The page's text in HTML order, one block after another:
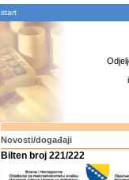
Novosti/događaji
Bilten broj 221/222